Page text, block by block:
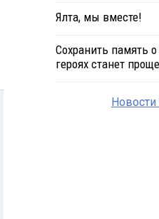
Ялта, мы вместе!
Сохранить память
героях станет проще